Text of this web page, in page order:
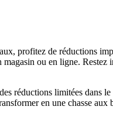
profitez de réductions
ou en ligne. Restez
réductions limitées dans le
en une chasse aux